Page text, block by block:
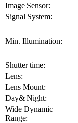
Image Sensor:
Signal System:
Min. Illumination:
Shutter time:
Lens:
Lens Mount:
Day& Night:
Wide Dynamic
Range: